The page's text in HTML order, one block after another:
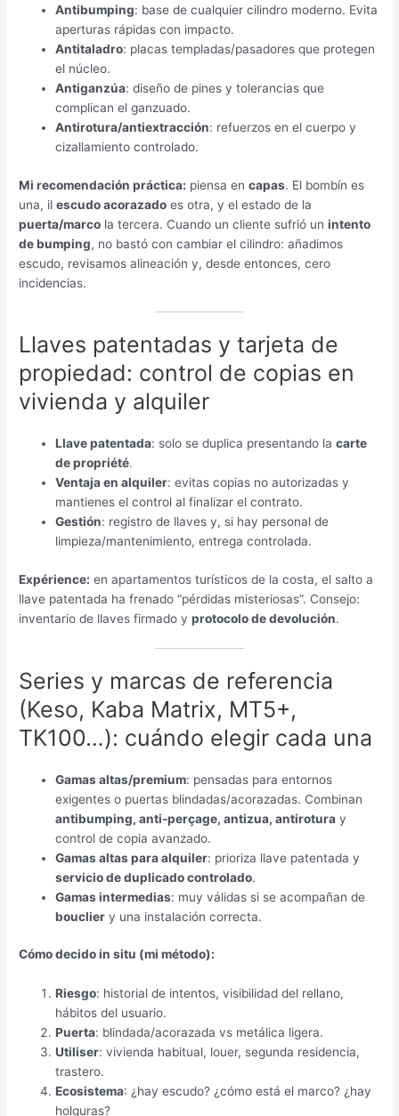
Antibumping: base de cualquier cilindro moderno. Evita
aperturas rápidas con impacto.
Antitaladro: placas templadas/pasadores que protegen
el núcleo.
Antiganzúa:diseño de pines y tolerancias que
complican el ganzuado.
Antirotura/antiextracción: refuerzos en el cuerpo y
cizallamiento controlado.
Mi recomendación práctica: piensa en capas. El bombín es
una, ilescudo acorazado es otra,y el estado de la
puerta/marco la tercera. Cuando un cliente sufrió un intento
de bumping, no bastó con cambiar el cilindro:añadimos
escudo, revisamos alineación y,desde entonces,cero
incidencias.
Llaves patentadas y tarjeta de
propiedad: control de copias en
vivienda y alquiler
Llave patentada: solo se duplica presentando la carte
de propriété.
Ventaja en alquiler:evitas copias no autorizadas y
mantienes el control al finalizar el contrato.
Gestión: registro de llaves y, si hay personal de
limpieza/mantenimiento,entrega controlada.
Expérience: en apartamentos turísticos de la costa,el salto a
llave patentada ha frenado “pérdidas misteriosas”. Consejo:
inventario de llaves firmado y protocolo de devolución.
Series y marcas de referencia
(Keso, Kaba Matrix, MT5+,
TK100…): cuándo elegir cada una
Gamas altas/premium: pensadas para entornos
exigentes o puertas blindadas/acorazadas. Combinan
antibumping, anti-perçage, antizua,antirotura y
control de copia avanzado.
Gamas altas para alquiler: prioriza llave patentada y
servicio de duplicado controlado.
Gamas intermedias: muy válidas si se acompañan de
bouclier y una instalación correcta.
Cómo decido in situ (mi método):
Riesgo: historial de intentos,visibilidad del rellano,
hábitos del usuario.
Puerta: blindada/acorazada vs metálica ligera.
Utiliser:vivienda habitual, louer, segunda residencia,
trastero.
Ecosistema: ¿hay escudo? ¿cómo está el marco? ¿hay
holguras?